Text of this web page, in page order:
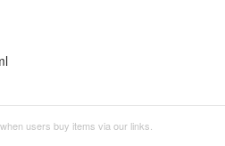
users buy items via our links.